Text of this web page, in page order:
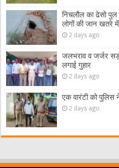
निचलौल का ढेसो
लोगों की जान खतरे में
2 days ago
जलभराव व जर्जर
लगाई गुहार
2 days ago
एक वारंटी को पुलिस
2 days ago